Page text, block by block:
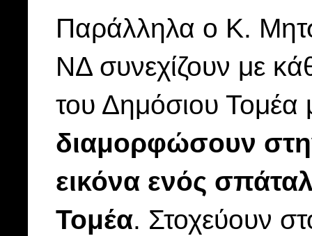
Παράλληλα ο Κ.
ΝΔ συνεχίζουν με
του Δημόσιου Τομέα
διαμορφώσουν
εικόνα ενός
Τομέα. Στοχεύουν